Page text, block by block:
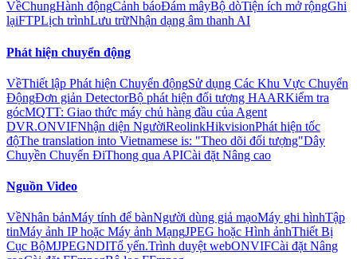
VềChungHành độngCảnh báoĐám mâyBộ dòTiện ích mở rộngGhi
lạiFTPLịch trìnhLưu trữNhận dạng âm thanh AI
Phát hiện chuyển động
VềThiết lập Phát hiện Chuyển độngSử dụng Các Khu Vực Chuyển
ĐộngĐơn giản DetectorBộ phát hiện đối tượng HAARKiểm tra
gócMQTT: Giao thức máy chủ hàng đầu của Agent
DVR.ONVIFNhận diện NgườiReolinkHikvisionPhát hiện tốc
độThe translation into Vietnamese is: "Theo dõi đối tượng"Dây
Chuyền Chuyến ĐiThong qua APICài đặt Nâng cao
Nguồn Video
VềNhân bảnMáy tính để bànNgười dùng giả mạoMáy ghi hìnhTập
tinMáy ảnh IP hoặc Máy ảnh MạngJPEG hoặc Hình ảnhThiết Bị
Cục BộMJPEGNDITổ yến.Trình duyệt webONVIFCài đặt Nâng